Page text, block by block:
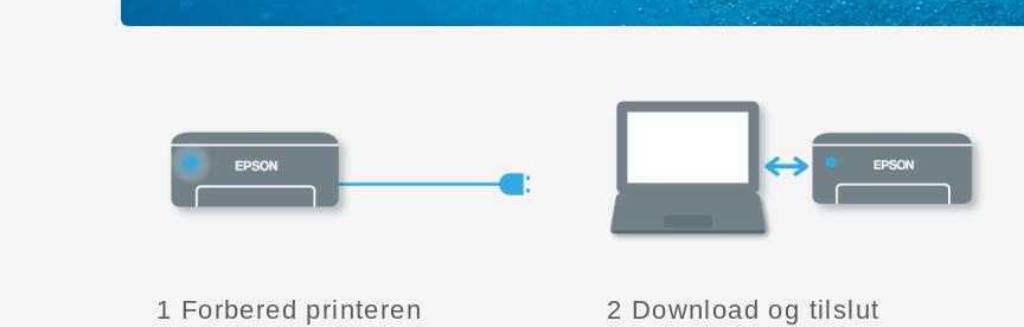
1 Forbered printeren 2 Download og tilslut